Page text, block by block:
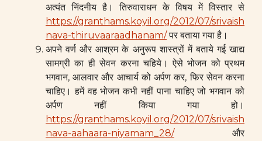
अत्यंत निंदनीय है। तिरुवाराधन के विषय में विस्तार से
https://granthams.koyil.org/2012/07/srivaish
nava-thiruvaaraadhanam/पर बताया गया है।
अपने वर्ण और आश्रम के अनुरूप शास्त्रों में बताये गई खाद्य
सामग्री का ही सेवन करना चहिये। ऐसे भोजन को प्रथम
भगवान, आलवार और आचार्य को अर्पण कर, फिर सेवन करना
चाहिए। हमें वह भोजन कभी नहीं पाना चाहिए जो भगवान को
अर्पण नहीं किया गया हो।
https://granthams.koyil.org/2012/07/srivaish
nava-aahaara-niyamam_28/और